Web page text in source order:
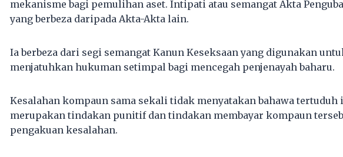
mekanisme bagi pemulihan aset. Intipati atau semangat Akta
yang berbeza daripada Akta-Akta lain.
Ia berbeza dari segi semangat Kanun Keseksaan yang digunakan
menjatuhkan hukuman setimpal bagi mencegah penjenayah baharu.
Kesalahan kompaun sama sekali tidak menyatakan bahawa tertuduh
merupakan tindakan punitif dan tindakan membayar kompaun
pengakuan kesalahan.